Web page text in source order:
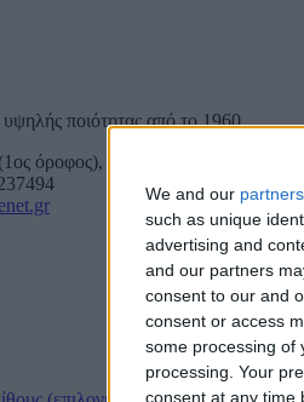
We and our partners
such as unique
advertising and
and our partners
consent to our and
consent or access
some processing of
processing. Your
consent at any time
ποιότητας από το 1960
όροφος), Αθήνα, Ελλάδα